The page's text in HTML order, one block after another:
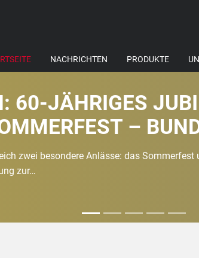
NACHRICHTEN PRODUKTE
60-JÄHRIGES
–
UND
zwei besondere Anlässe: das Sommerfest
zur…